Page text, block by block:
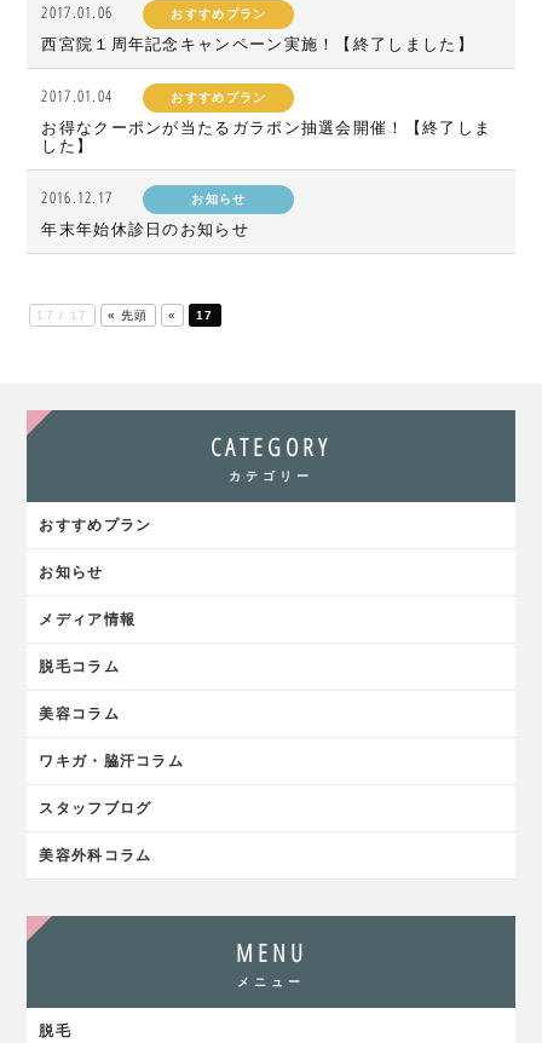
2017.01.06 おすすめプラン
西宮院１周年記念キャンペーン実施！【終了しました】
2017.01.04 おすすめプラン
お得なクーポンが当たるガラポン抽選会開催！【終了しま
した】
2016.12.17 お知らせ
年末年始休診日のお知らせ
17 / 17 « 先頭 « 17
CATEGORY
カテゴリー
おすすめプラン
お知らせ
メディア情報
脱毛コラム
美容コラム
ワキガ・脇汗コラム
スタッフブログ
美容外科コラム
MENU
メニュー
脱毛